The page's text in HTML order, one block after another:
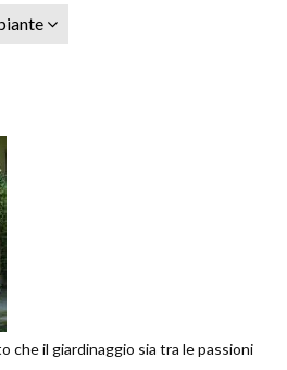
che il giardinaggio sia tra le passioni